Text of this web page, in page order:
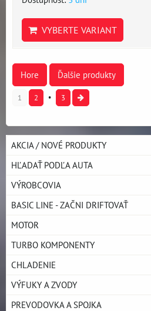
VYBERTE VARIANT
Hore Ďalšie produkty
1 2 3
AKCIA / NOVÉ PRODUKTY
HĽADAŤ PODĽA AUTA
VÝROBCOVIA
BASIC LINE - ZAČNI DRIFTOVAŤ
MOTOR
TURBO KOMPONENTY
CHLADENIE
VÝFUKY A ZVODY
PREVODOVKA A SPOJKA